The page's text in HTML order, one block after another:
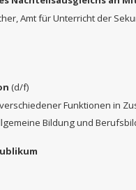
Amt für Unterricht der
(d/f)
Funktionen in
Bildung und